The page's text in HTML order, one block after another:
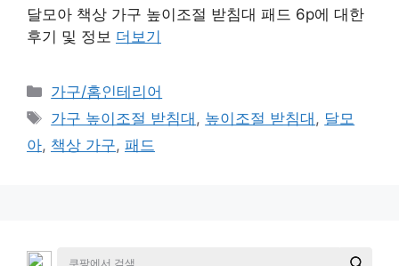
달모아 책상 가구 높이조절 받침대 패드 6p에 대한
후기 및 정보 더보기
카
테
고
리
가구/홈인테리어
태
그
가구 높이조절 받침대 , 높이조절 받침대 , 달모
아, 책상 가구, 패드